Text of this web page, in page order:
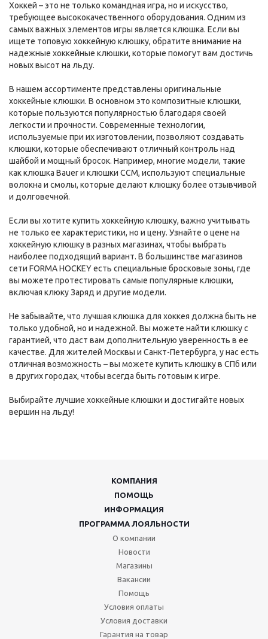
Хоккей – это не только командная игра, но и искусство,
требующее высококачественного оборудования. Одним из
самых важных элементов игры является клюшка. Если вы
ищете топовую хоккейную клюшку, обратите внимание на
надежные хоккейные клюшки, которые помогут вам достичь
новых высот на льду.
В нашем ассортименте представлены оригинальные
хоккейные клюшки. В основном это композитные клюшки,
которые пользуются популярностью благодаря своей
легкости и прочности. Современные технологии,
используемые при их изготовлении, позволяют создавать
клюшки, которые обеспечивают отличный контроль над
шайбой и мощный бросок. Например, многие модели, такие
как клюшка Bauer и клюшки CCM, используют специальные
волокна и смолы, которые делают клюшку более отзывчивой
и долговечной.
Если вы хотите купить хоккейную клюшку, важно учитывать
не только ее характеристики, но и цену. Узнайте о цене на
хоккейную клюшку в разных магазинах, чтобы выбрать
наиболее подходящий вариант. В большинстве магазинов
сети FORMA HOCKEY есть специальные бросковые зоны, где
вы можете протестировать самые популярные клюшки,
включая клюку Заряд и другие модели.
Не забывайте, что лучшая клюшка для хоккея должна быть не
только удобной, но и надежной. Вы можете найти клюшку с
гарантией, что даст вам дополнительную уверенность в ее
качестве. Для жителей Москвы и Санкт-Петербурга, у нас есть
отличная возможность – вы можете купить клюшку в СПб или
в других городах, чтобы всегда быть готовым к игре.
Выбирайте лучшие хоккейные клюшки и достигайте новых
вершин на льду!
КОМПАНИЯ
ПОМОЩЬ
ИНФОРМАЦИЯ
ПРОГРАММА ЛОЯЛЬНОСТИ
О компании
Новости
Магазины
Вакансии
Помощь
Условия оплаты
Условия доставки
Гарантия на товар